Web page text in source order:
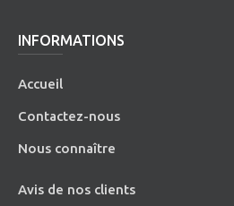
INFORMATIONS
Accueil
Contactez-nous
Nous connaître
Avis de nos clients